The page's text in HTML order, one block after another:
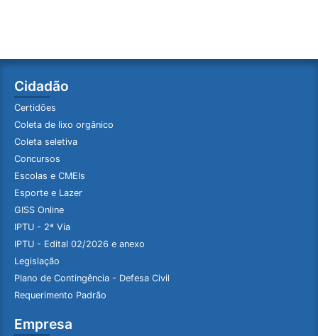
Cidadão
Certidões
Coleta de lixo orgânico
Coleta seletiva
Concursos
Escolas e CMEIs
Esporte e Lazer
GISS Online
IPTU - 2ª Via
IPTU - Edital 02/2026 e anexo
Legislação
Plano de Contingência - Defesa Civil
Requerimento Padrão
Empresa